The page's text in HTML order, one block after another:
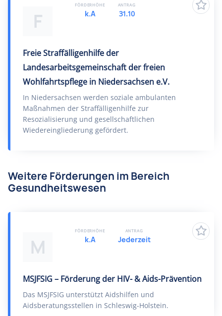
F
Freie Straffälligenhilfe der
Landesarbeitsgemeinschaft der freien
Wohlfahrtspflege in Niedersachsen e.V.
In Niedersachsen werden soziale ambulanten
Maßnahmen der Straffälligenhilfe zur
Resozialisierung und gesellschaftlichen
Wiedereingliederung gefördert.
FÖRDERHÖHE
k.A
ANTRAG
31.10
Weitere Förderungen im Bereich
Gesundheitswesen
M
MSJFSIG – Förderung der HIV- & Aids-Prävention
Das MSJFSIG unterstützt Aidshilfen und
Aidsberatungsstellen in Schleswig-Holstein.
FÖRDERHÖHE
k.A
ANTRAG
Jederzeit